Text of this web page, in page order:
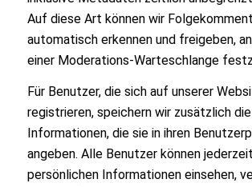
Auf diese Art können wir
automatisch erkennen und freigeben,
einer Moderations-Warteschlange
Für Benutzer, die sich auf unserer
registrieren, speichern wir zusätzlich
Informationen, die sie in ihren
angeben. Alle Benutzer können
persönlichen Informationen einsehen,